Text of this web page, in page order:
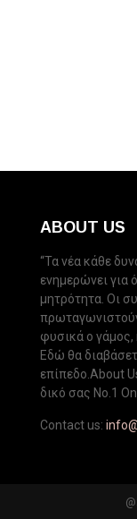
ABOUT US
“Τα νέα κάθε
ενημερώνει για
μητρότητα. Οι
φυσικά ο γάμος,
Εδώ θα
επίπεδο.About
δικό σας Νo.1
Contact us: